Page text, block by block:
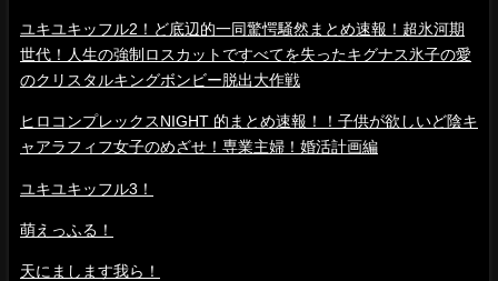
ユキユキッフル2！ど底辺的一同驚愕騒然まとめ速報！超氷河期
世代！人生の強制ロスカットですべてを失ったキグナス氷子の愛
のクリスタルキングボンビー脱出大作戦
ヒロコンプレックスNIGHT 的まとめ速報！！子供が欲しいど陰キ
ャアラフィフ女子のめざせ！専業主婦！婚活計画編
ユキユキッフル3！
萌えっふる！
天にまします我ら！